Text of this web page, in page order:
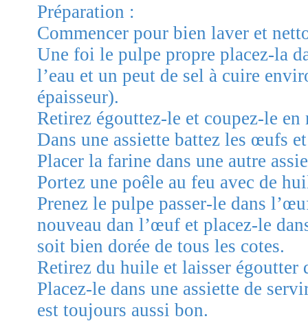
Préparation :
Commencer pour bien laver et
Une foi le pulpe propre placez-la
l’eau et un peut de sel à cuire
épaisseur).
Retirez égouttez-le et coupez-le en
Dans une assiette battez les œufs
Placer la farine dans une autre
Portez une poêle au feu avec de
Prenez le pulpe passer-le dans
nouveau dan l’œuf et placez-le
soit bien dorée de tous les cotes.
Retirez du huile et laisser égoutter
Placez-le dans une assiette de
est toujours aussi bon.